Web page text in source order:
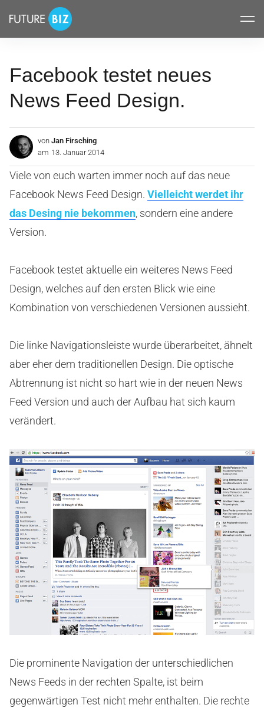
überspringen
FUTUREBIZ
Facebook testet neues
News Feed Design.
von Jan Firsching
am 13. Januar 2014
Viele von euch warten immer noch auf das neue
Facebook News Feed Design. Vielleicht werdet ihr
das Desing nie bekommen, sondern eine andere
Version.
Facebook testet aktuelle ein weiteres News Feed
Design, welches auf den ersten Blick wie eine
Kombination von verschiedenen Versionen aussieht.
Die linke Navigationsleiste wurde überarbeitet, ähnelt
aber eher dem traditionellen Design. Die optische
Abtrennung ist nicht so hart wie in der neuen News
Feed Version und auch der Aufbau hat sich kaum
verändert.
Die prominente Navigation der unterschiedlichen
News Feeds in der rechten Spalte, ist beim
gegenwärtigen Test nicht mehr enthalten. Die rechte